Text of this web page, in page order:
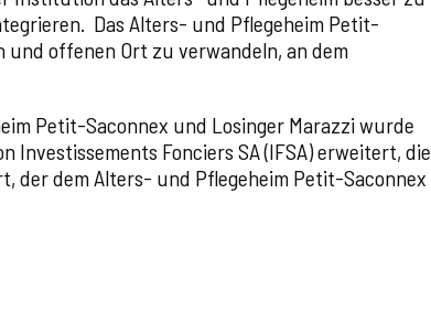
Das Alters- und Pflegeheim Petit-
und offenen Ort zu verwandeln, an dem
Petit-Saconnex und Losinger Marazzi wurde
Fonciers SA (IFSA) erweitert, die
der dem Alters- und Pflegeheim Petit-Saconnex